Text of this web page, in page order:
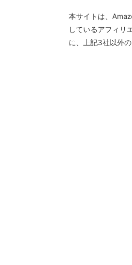
本サイトは、
しているアフィリ
に、上記3社以外